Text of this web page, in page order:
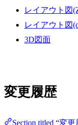
レイアウト図
レイアウト図
3D図面
変更履歴
Section titled “変更